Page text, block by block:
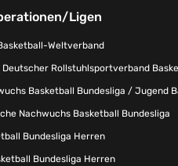
Ligen
Weltverband
Deutscher Rollstuhlsportverband
Basketball Bundesliga / Jugend
Nachwuchs Basketball Bundesliga
Bundesliga Herren
Bundesliga Herren